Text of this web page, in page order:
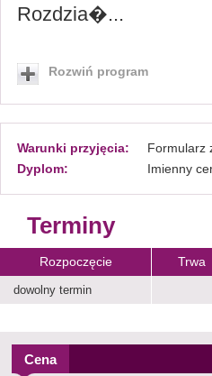
Rozdzia�...
Rozwiń program
Warunki przyjęcia:
Formularz
Dyplom:
Imienny
Terminy
Rozpoczęcie Trwa
dowolny termin
Cena